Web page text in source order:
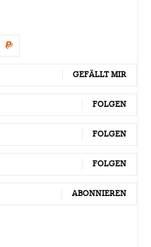
GEFÄLLT MIR
FOLGEN
FOLGEN
FOLGEN
ABONNIEREN